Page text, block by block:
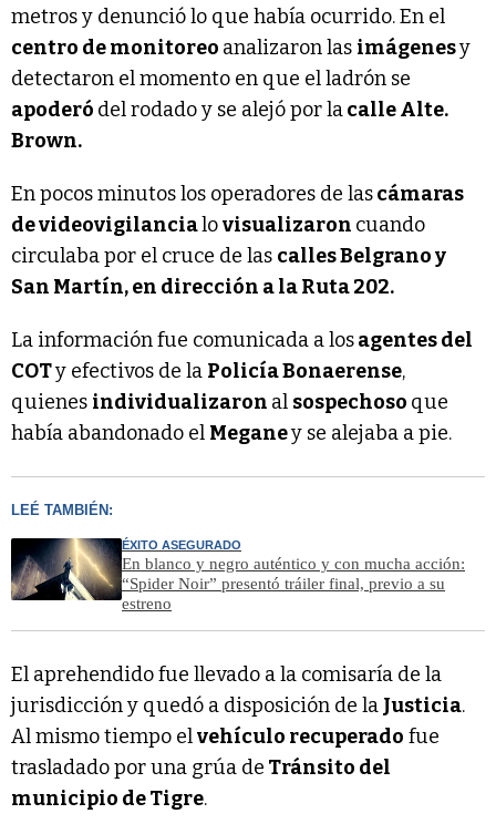
metros y denunció lo que había ocurrido. En el
centro de monitoreo analizaron las imágenesy
detectaron el momento en que el ladrón se
apoderó del rodado y se alejó por lacalle Alte.
Brown.
En pocos minutos los operadores de lascámaras
de videovigilancialovisualizaron cuando
circulaba por el cruce de las calles Belgrano y
San Martín, en dirección a la Ruta 202.
La información fue comunicada a losagentes del
COTy efectivos de la Policía Bonaerense,
quienes individualizaron al sospechoso que
había abandonado el Meganey se alejaba a pie.
LEÉ TAMBIÉN:
ÉXITO ASEGURADO
En blanco y negro auténtico y con mucha acción:
“Spider Noir” presentó tráiler final, previo a su
estreno
El aprehendido fue llevado a la comisaría de la
jurisdicción y quedó a disposición de la Justicia.
Al mismo tiempo elvehículo recuperado fue
trasladado por una grúa de Tránsito del
municipio de Tigre.